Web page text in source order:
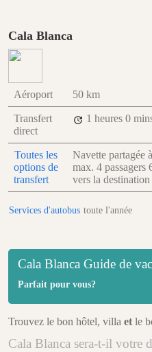
Cala Blanca
Aéroport 50 km
Transfert
direct
1 heures 0
Toutes les
options de
transfert
Navette partagée
max. 4 passagers
vers la
Services d'autobus toute l'année
Cala Blanca Guide de
Parfait pour vous?
Trouvez le bon hôtel, villa et le
Cala Blanca sera-t-il votre